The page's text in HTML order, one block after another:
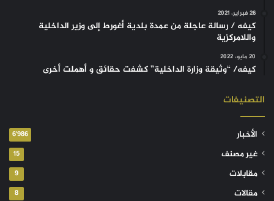
26 فبراير، 2021
كيفه / رسالة عاجلة من عمدة بلدية أغورط إلى وزير الداخلية
واللامركزية
20 مايو، 2022
كيفه/ “وثيقة وزارة الداخلية” كشفت حقائق و أهملت أخرى
التصنيفات
الأخبار 6٬986
غير مصنف 15
مقابلات 9
مقالات 8